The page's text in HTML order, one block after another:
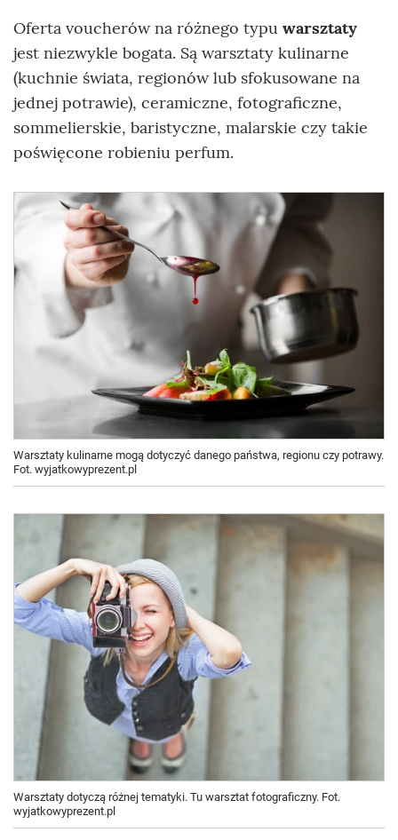
Oferta voucherów na różnego typu warsztaty
jest niezwykle bogata. Są warsztaty kulinarne
(kuchnie świata, regionów lub sfokusowane na
jednej potrawie), ceramiczne, fotograficzne,
sommelierskie, baristyczne, malarskie czy takie
poświęcone robieniu perfum.
Warsztaty kulinarne mogą dotyczyć danego państwa, regionu czy potrawy.
Fot. wyjatkowyprezent.pl
Warsztaty dotyczą różnej tematyki. Tu warsztat fotograficzny. Fot.
wyjatkowyprezent.pl